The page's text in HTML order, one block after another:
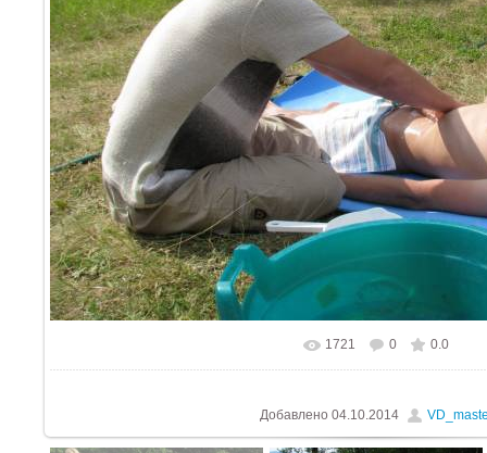
В реальном размере 1024x768
1721 0 0.0
Добавлено 04.10.2014